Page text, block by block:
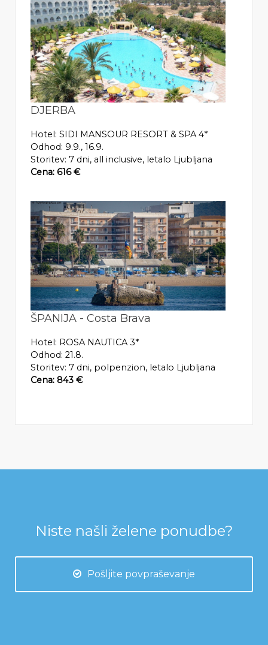
DJERBA
Hotel: SIDI MANSOUR RESORT & SPA 4*
Odhod: 9.9., 16.9.
Storitev: 7 dni, all inclusive, letalo Ljubljana
Cena: 616 €
ŠPANIJA - Costa Brava
Hotel: ROSA NAUTICA 3*
Odhod: 21.8.
Storitev: 7 dni, polpenzion, letalo Ljubljana
Cena: 843 €
Niste našli želene ponudbe?
Pošljite povpraševanje